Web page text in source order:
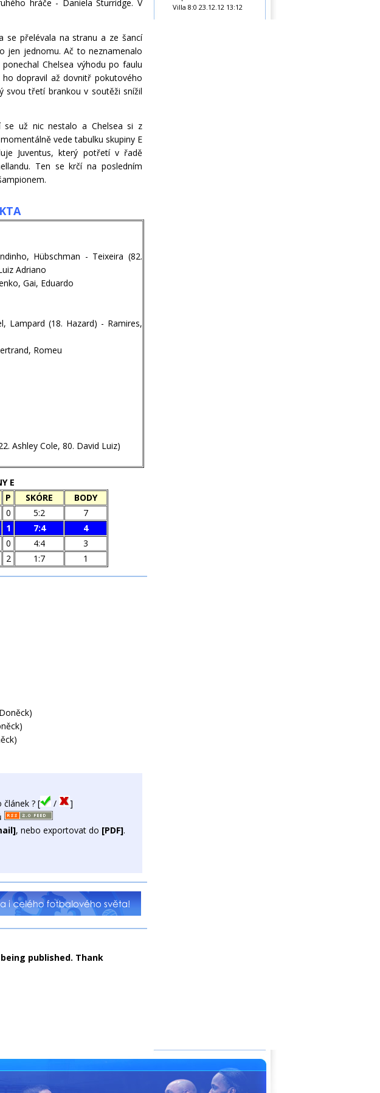
hráče - Daniela Sturridge. V
se přelévala na stranu a ze šancí
jen jednomu. Ač to neznamenalo
Chelsea výhodu po faulu
dopravil až dovnitř pokutového
svou třetí brankou v soutěži snížil
se už nic nestalo a Chelsea si z
vede tabulku skupiny E
Juventus, který potřetí v řadě
Ten se krčí na posledním
Hübschman - Teixeira (82.
Adriano
Gai, Eduardo
Lampard (18. Hazard) - Ramires,
Romeu
Ashley Cole, 80. David Luiz)
E
P SKÓRE
BODY
0 5:2
7
1 7:4
4
0 4:4
3
2 1:7 1
článek ? [ /
]
, nebo exportovat do [PDF].
published. Thank
Villa 8:0 23.12.12 13:12